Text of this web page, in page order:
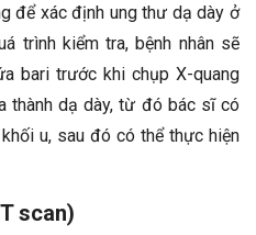
để xác định ung thư dạ dày ở
trình kiểm tra, bệnh nhân sẽ
bari trước khi chụp X-quang
thành dạ dày, từ đó bác sĩ có
u, sau đó có thể thực hiện
scan)